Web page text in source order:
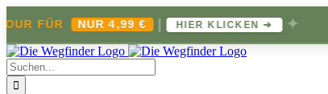
FÜR NUR 4,99 € | HIER KLICKEN ➔ ✦
Zum
Inhalt
springen
Suche
nach: